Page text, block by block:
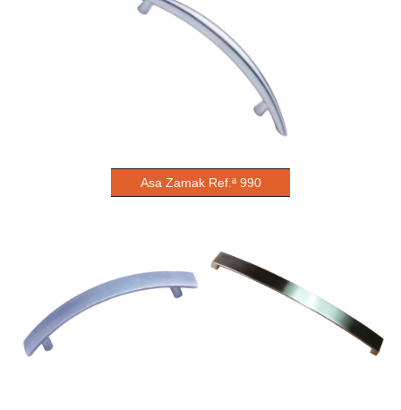
Asa Zamak Ref.ª 990